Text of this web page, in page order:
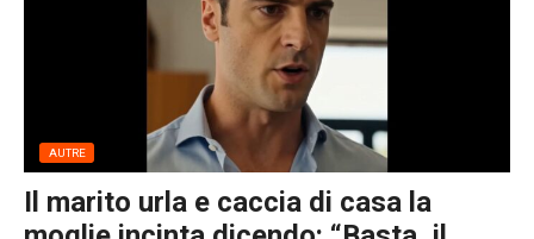
AUTRE
Il marito urla e caccia di casa la